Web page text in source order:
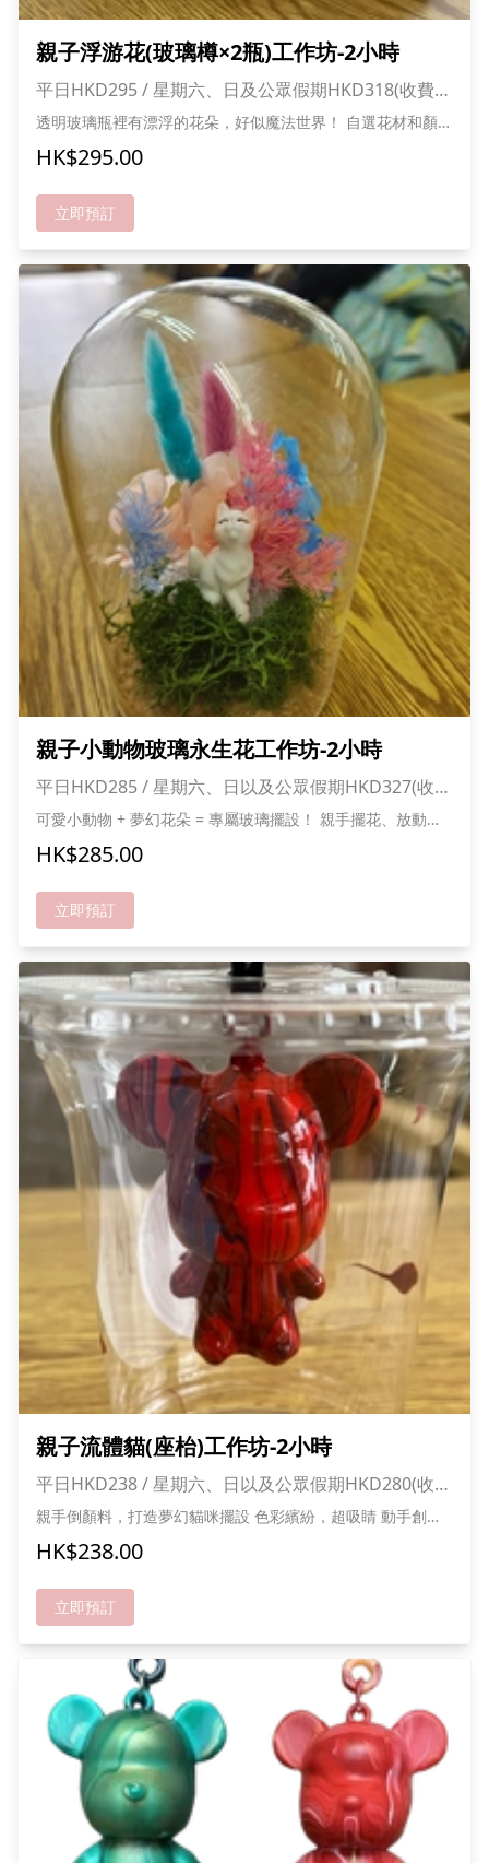
親子浮游花(玻璃樽×2瓶)工作坊-2小時
平日HKD295 / 星期六、日及公眾假期HKD318(收費已
包1大1小入場費)
透明玻璃瓶裡有漂浮的花朵，好似魔法世界！ 自選花材和顏
色，打造夢幻小瓶子 親手擺花好玩又療癒 花朵長久保存，日
日都咁靚！ 快黎做你自己嘅魔法花瓶喇！ *成功報名可獲送甜
HK$295.00
立即預訂
親子小動物玻璃永生花工作坊-2小時
平日HKD285 / 星期六、日以及公眾假期HKD327(收費
已包1大1小入場費)
可愛小動物 + 夢幻花朵 = 專屬玻璃擺設！ 親手擺花、放動
物，打造童話感場景 永生花不凋謝，長久保存美麗 每個作品
都獨一無二，超治癒！ 快黎創作你嘅小動物花園喇! *成功報
HK$285.00
立即預訂
親子流體貓(座枱)工作坊-2小時
平日HKD238 / 星期六、日以及公眾假期HKD280(收費
已包1大小入場費)
親手倒顏料，打造夢幻貓咪擺設 色彩繽紛，超吸睛 動手創
作，樂趣滿分 放係枱上，日日陪住你 *成功報名可獲送甜品及
貓貓零食一份,人數愈多折扣愈多
HK$238.00
立即預訂